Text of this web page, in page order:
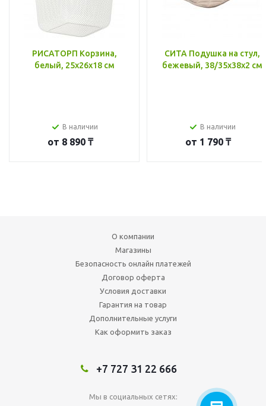
РИСАТОРП Корзина,
белый, 25x26x18 см
В наличии
от 8 890 ₸
СИТА Подушка на стул,
бежевый, 38/35x38x2 см
В наличии
от 1 790 ₸
О компании
Магазины
Безопасность онлайн платежей
Договор оферта
Условия доставки
Гарантия на товар
Дополнительные услуги
Как оформить заказ
+7 727 31 22 666
Мы в социальных сетях: